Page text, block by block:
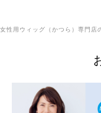
女性用ウィッグ（かつら）専門店